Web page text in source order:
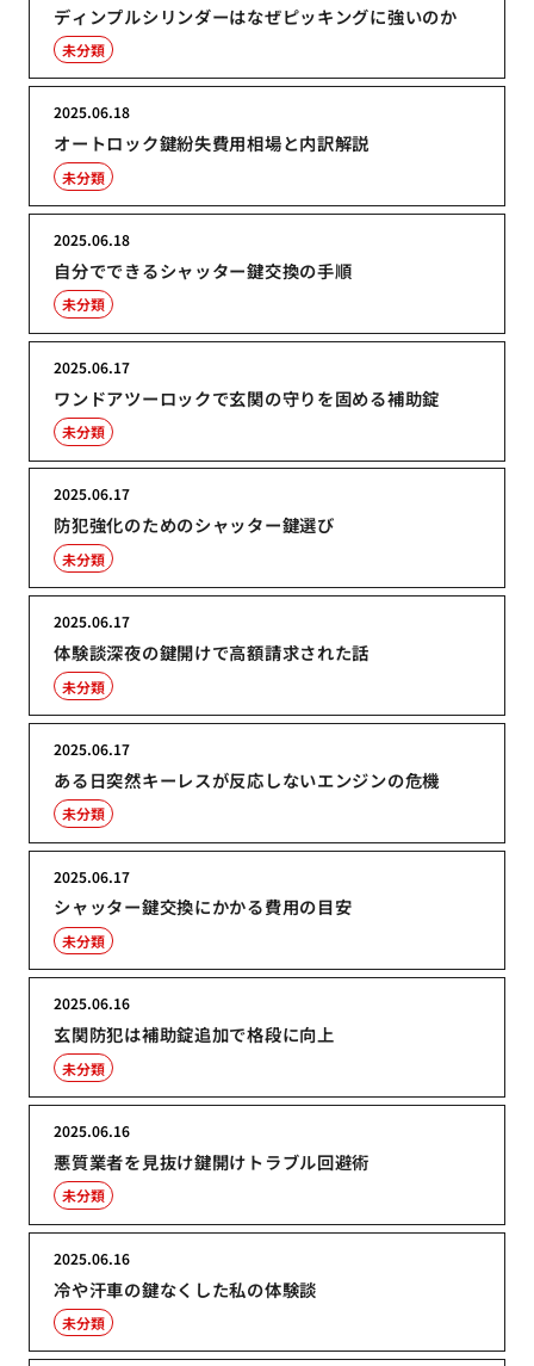
ディンプルシリンダーはなぜピッキングに強いのか
未分類
オートロック鍵紛失費用相場と内訳解説
2025.06.18
未分類
自分でできるシャッター鍵交換の手順
2025.06.18
未分類
ワンドアツーロックで玄関の守りを固める補助錠
2025.06.17
未分類
防犯強化のためのシャッター鍵選び
2025.06.17
未分類
体験談深夜の鍵開けで高額請求された話
2025.06.17
未分類
ある日突然キーレスが反応しないエンジンの危機
2025.06.17
未分類
シャッター鍵交換にかかる費用の目安
2025.06.17
未分類
玄関防犯は補助錠追加で格段に向上
2025.06.16
未分類
悪質業者を見抜け鍵開けトラブル回避術
2025.06.16
未分類
冷や汗車の鍵なくした私の体験談
2025.06.16
未分類